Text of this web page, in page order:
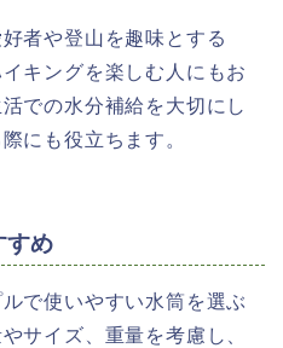
者や登山を趣味とする
キングを楽しむ人にもお
での水分補給を大切にし
にも役立ちます。
すめ
で使いやすい水筒を選ぶ
サイズ、重量を考慮し、